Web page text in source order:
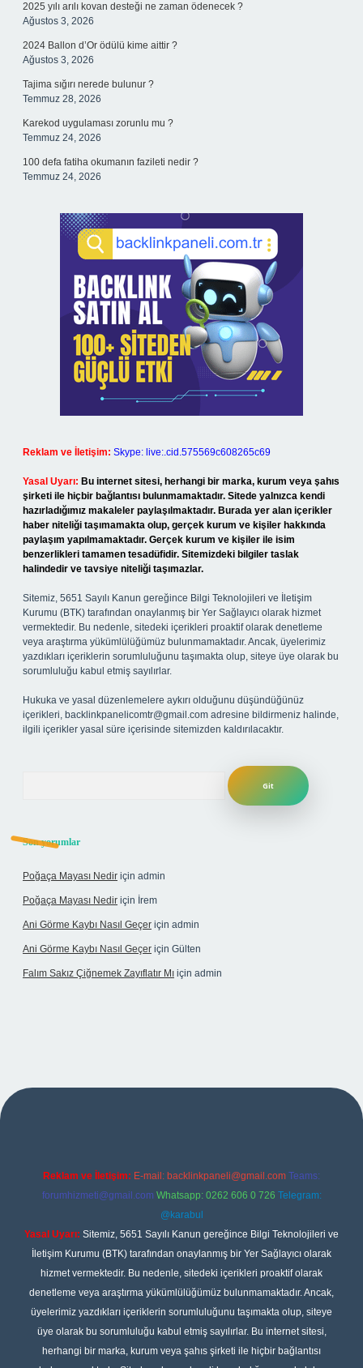
2025 yılı arılı kovan desteği ne zaman ödenecek ?
Ağustos 3, 2026
2024 Ballon d’Or ödülü kime aittir ?
Ağustos 3, 2026
Tajima sığırı nerede bulunur ?
Temmuz 28, 2026
Karekod uygulaması zorunlu mu ?
Temmuz 24, 2026
100 defa fatiha okumanın fazileti nedir ?
Temmuz 24, 2026
Reklam ve İletişim: Skype: live:.cid.575569c608265c69
Yasal Uyarı: Bu internet sitesi, herhangi bir marka, kurum veya şahıs
şirketi ile hiçbir bağlantısı bulunmamaktadır. Sitede yalnızca kendi
hazırladığımız makaleler paylaşılmaktadır. Burada yer alan içerikler
haber niteliği taşımamakta olup, gerçek kurum ve kişiler hakkında
paylaşım yapılmamaktadır. Gerçek kurum ve kişiler ile isim
benzerlikleri tamamen tesadüfidir. Sitemizdeki bilgiler taslak
halindedir ve tavsiye niteliği taşımazlar.
Sitemiz, 5651 Sayılı Kanun gereğince Bilgi Teknolojileri ve İletişim
Kurumu (BTK) tarafından onaylanmış bir Yer Sağlayıcı olarak hizmet
vermektedir. Bu nedenle, sitedeki içerikleri proaktif olarak denetleme
veya araştırma yükümlülüğümüz bulunmamaktadır. Ancak, üyelerimiz
yazdıkları içeriklerin sorumluluğunu taşımakta olup, siteye üye olarak bu
sorumluluğu kabul etmiş sayılırlar.
Hukuka ve yasal düzenlemelere aykırı olduğunu düşündüğünüz
içerikleri, backlinkpanelicomtr@gmail.com adresine bildirmeniz halinde,
ilgili içerikler yasal süre içerisinde sitemizden kaldırılacaktır.
Son yorumlar
Poğaça Mayası Nedir için admin
Poğaça Mayası Nedir için İrem
Ani Görme Kaybı Nasıl Geçer için admin
Ani Görme Kaybı Nasıl Geçer için Gülten
Falım Sakız Çiğnemek Zayıflatır Mı için admin
Reklam ve İletişim: E-mail: backlinkpaneli@gmail.com Teams:
forumhizmeti@gmail.com Whatsapp: 0262 606 0 726 Telegram:
@karabul
Yasal Uyarı: Sitemiz, 5651 Sayılı Kanun gereğince Bilgi Teknolojileri ve
İletişim Kurumu (BTK) tarafından onaylanmış bir Yer Sağlayıcı olarak
hizmet vermektedir. Bu nedenle, sitedeki içerikleri proaktif olarak
denetleme veya araştırma yükümlülüğümüz bulunmamaktadır. Ancak,
üyelerimiz yazdıkları içeriklerin sorumluluğunu taşımakta olup, siteye
üye olarak bu sorumluluğu kabul etmiş sayılırlar. Bu internet sitesi,
herhangi bir marka, kurum veya şahıs şirketi ile hiçbir bağlantısı